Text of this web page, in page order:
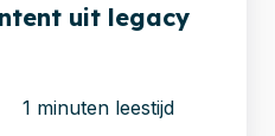
uit legacy
1 minuten leestijd